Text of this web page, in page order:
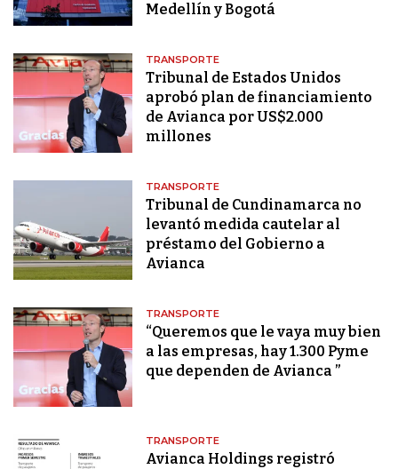
Medellín y Bogotá
TRANSPORTE
Tribunal de Estados Unidos
aprobó plan de financiamiento
de Avianca por US$2.000
millones
TRANSPORTE
Tribunal de Cundinamarca no
levantó medida cautelar al
préstamo del Gobierno a
Avianca
TRANSPORTE
“Queremos que le vaya muy bien
a las empresas, hay 1.300 Pyme
que dependen de Avianca ”
TRANSPORTE
Avianca Holdings registró